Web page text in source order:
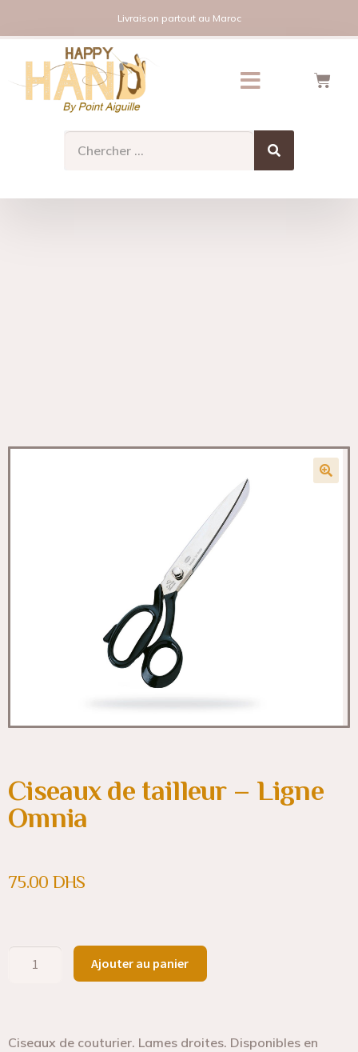
Livraison partout au Maroc
Ciseaux de tailleur – Ligne
Omnia
75.00 DHS
Ajouter au panier
Ciseaux de couturier. Lames droites. Disponibles en